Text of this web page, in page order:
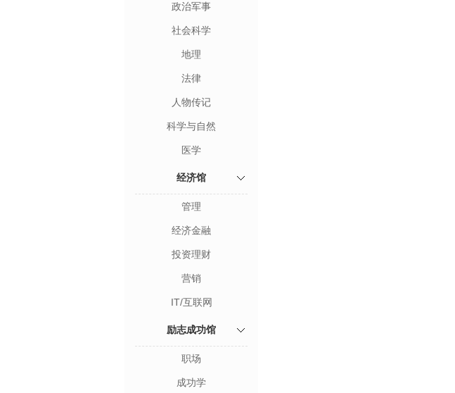
政治军事
社会科学
地理
法律
人物传记
科学与自然
医学
经济馆
管理
经济金融
投资理财
营销
IT/互联网
励志成功馆
职场
成功学